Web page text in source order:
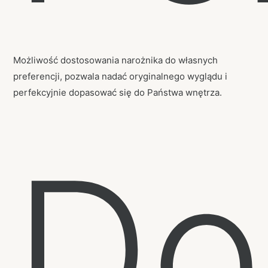
Możliwość dostosowania narożnika do własnych
preferencji, pozwala nadać oryginalnego wyglądu i
perfekcyjnie dopasować się do Państwa wnętrza.